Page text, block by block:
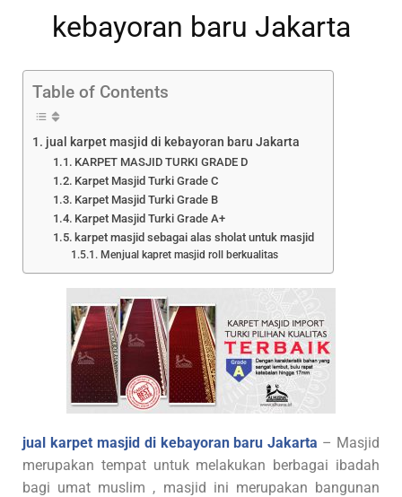
kebayoran baru Jakarta
Table of Contents
jual karpet masjid di kebayoran baru Jakarta
KARPET MASJID TURKI GRADE D
Karpet Masjid Turki Grade C
Karpet Masjid Turki Grade B
Karpet Masjid Turki Grade A+
karpet masjid sebagai alas sholat untuk masjid
Menjual kapret masjid roll berkualitas
jual karpet masjid di kebayoran baru Jakarta – Masjid
merupakan tempat untuk melakukan berbagai ibadah
bagi umat muslim , masjid ini merupakan bangunan